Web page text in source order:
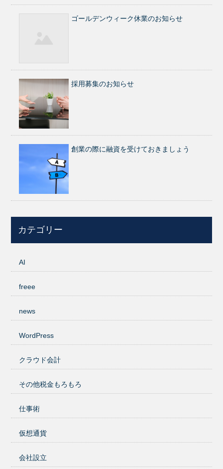
ゴールデンウィーク休業のお知らせ
採用募集のお知らせ
創業の際に融資を受けておきましょう
カテゴリー
AI
freee
news
WordPress
クラウド会計
その他税金もろもろ
仕事術
仮想通貨
会社設立